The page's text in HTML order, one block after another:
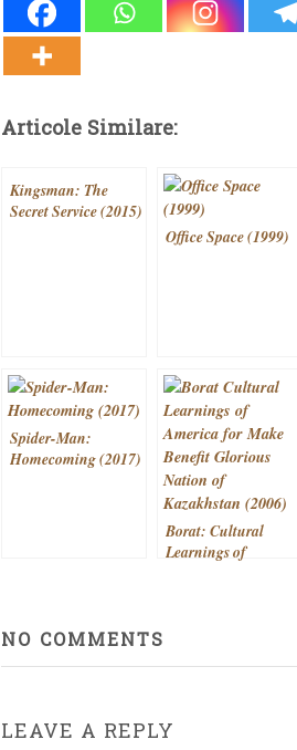
Articole Similare:
Kingsman: The
Secret Service (2015)
Office Space (1999)
Spider-Man:
Homecoming (2017)
Borat: Cultural
Learnings of
NO COMMENTS
LEAVE A REPLY